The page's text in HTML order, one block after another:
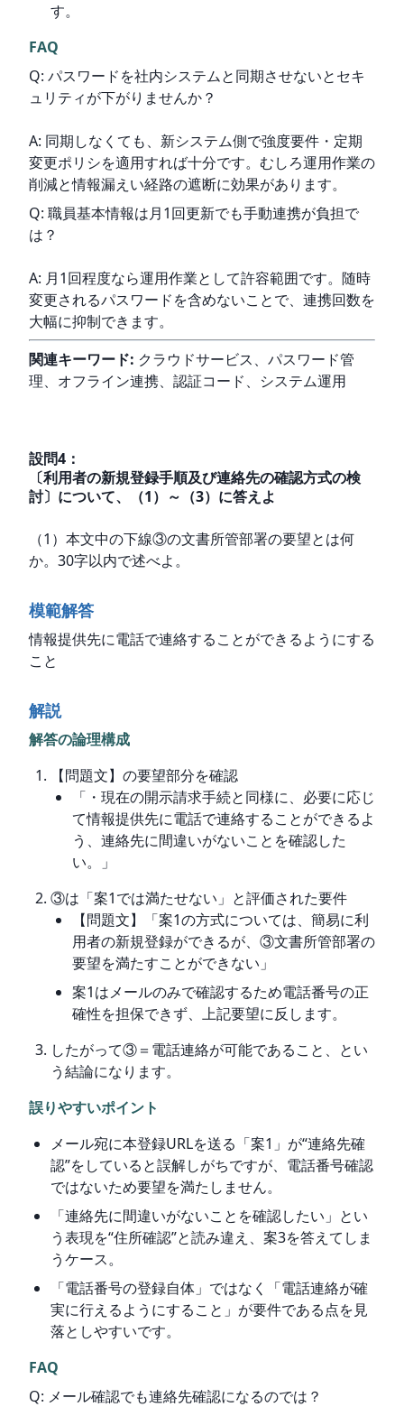
す。
FAQ
Q: パスワードを社内システムと同期させないとセキ
ュリティが下がりませんか？
A: 同期しなくても、新システム側で強度要件・定期
変更ポリシを適用すれば十分です。むしろ運用作業の
削減と情報漏えい経路の遮断に効果があります。
Q: 職員基本情報は月1回更新でも手動連携が負担で
は？
A: 月1回程度なら運用作業として許容範囲です。随時
変更されるパスワードを含めないことで、連携回数を
大幅に抑制できます。
関連キーワード: クラウドサービス、パスワード管
理、オフライン連携、認証コード、システム運用
設問4 ：
〔利用者の新規登録手順及び連絡先の確認方式の検
討〕について、（1）～（3）に答えよ
（1）本文中の下線③の文書所管部署の要望とは何
か。30字以内で述べよ。
模範解答
情報提供先に電話で連絡することができるようにする
こと
解説
解答の論理構成
【問題文】の要望部分を確認
「・現在の開示請求手続と同様に、必要に応じ
て情報提供先に電話で連絡することができるよ
う、連絡先に間違いがないことを確認した
い。」
③は「案1では満たせない」と評価された要件
【問題文】「案1の方式については、簡易に利
用者の新規登録ができるが、③文書所管部署の
要望を満たすことができない」
案1はメールのみで確認するため電話番号の正
確性を担保できず、上記要望に反します。
したがって③＝電話連絡が可能であること、とい
う結論になります。
誤りやすいポイント
メール宛に本登録URLを送る「案1」が“連絡先確
認”をしていると誤解しがちですが、電話番号確認
ではないため要望を満たしません。
「連絡先に間違いがないことを確認したい」とい
う表現を“住所確認”と読み違え、案3を答えてしま
うケース。
「電話番号の登録自体」ではなく「電話連絡が確
実に行えるようにすること」が要件である点を見
落としやすいです。
FAQ
Q: メール確認でも連絡先確認になるのでは？